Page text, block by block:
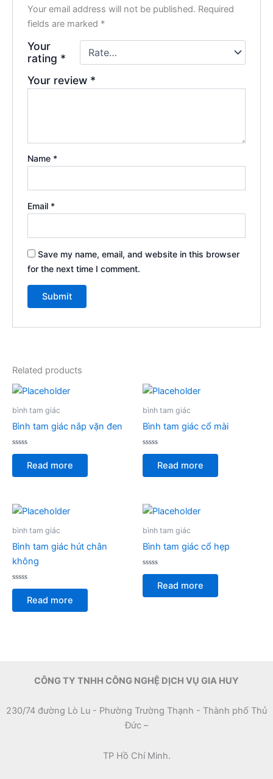
Your email address will not be published. Required
fields are marked *
Your
rating *
Your review *
Name *
Email *
Save my name, email, and website in this browser
for the next time I comment.
Related products
bình tam giác
Bình tam giác nắp vặn đen
Rated
of
Read more
bình tam giác
Bình tam giác cổ mài
Rated
of
Read more
bình tam giác
Bình tam giác hút chân
không
Rated
of
Read more
bình tam giác
Bình tam giác cổ hẹp
Rated
of
Read more
CÔNG TY TNHH CÔNG NGHỆ DỊCH VỤ GIA HUY
230/74 đường Lò Lu - Phường Trường Thạnh - Thành phố Thủ
Đức –
TP Hồ Chí Minh.